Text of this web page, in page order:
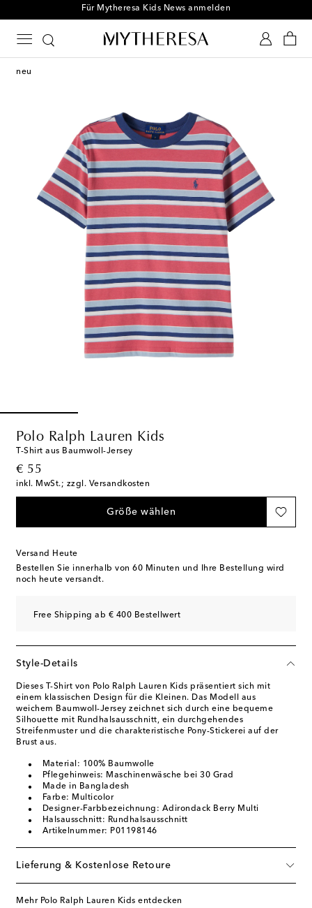
Für Mytheresa Kids News anmelden
neu
Polo Ralph Lauren Kids
T-Shirt aus Baumwoll-Jersey
€ 55
original price
inkl. MwSt.; zzgl. Versandkosten
Größe wählen
Versand Heute
Bestellen Sie innerhalb von 60 Minuten und Ihre Bestellung wird
noch heute versandt.
Free Shipping ab € 400 Bestellwert
Style-Details
Dieses T-Shirt von Polo Ralph Lauren Kids präsentiert sich mit
einem klassischen Design für die Kleinen. Das Modell aus
weichem Baumwoll-Jersey zeichnet sich durch eine bequeme
Silhouette mit Rundhalsausschnitt, ein durchgehendes
Streifenmuster und die charakteristische Pony-Stickerei auf der
Brust aus.
Material: 100% Baumwolle
Pflegehinweis: Maschinenwäsche bei 30 Grad
Made in Bangladesh
Farbe: Multicolor
Designer-Farbbezeichnung: Adirondack Berry Multi
Halsausschnitt: Rundhalsausschnitt
Artikelnummer: P01198146
Lieferung & Kostenlose Retoure
Mehr Polo Ralph Lauren Kids entdecken